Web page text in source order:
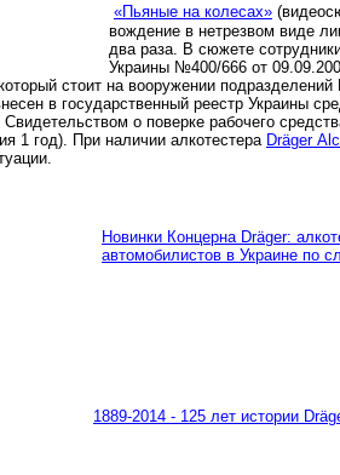
«Пьяные на колесах»
вождение в нетрезвом виде
два раза. В сюжете
Украины №400/666 от
который стоит на вооружении
в государственный реестр Украины
Свидетельством о поверке рабочего
1 год). При наличии алкотестера Dräger
Новинки Концерна Dräger:
автомобилистов в Украине по
1889-2014 - 125 лет истории